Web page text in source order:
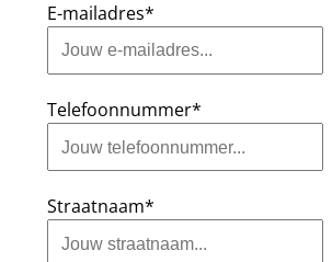
E-mailadres*
Telefoonnummer*
Straatnaam*